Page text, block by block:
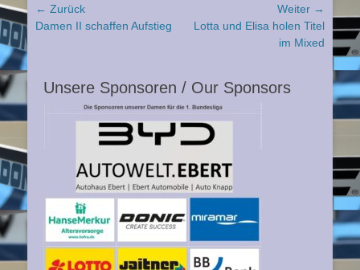
Beitragsnavigation
← Zurück
Vorheriger
Damen II schaffen Aufstieg
Weiter →
Nächster
Lotta und Elisa holen Titel
im Mixed
Unsere Sponsoren / Our Sponsors